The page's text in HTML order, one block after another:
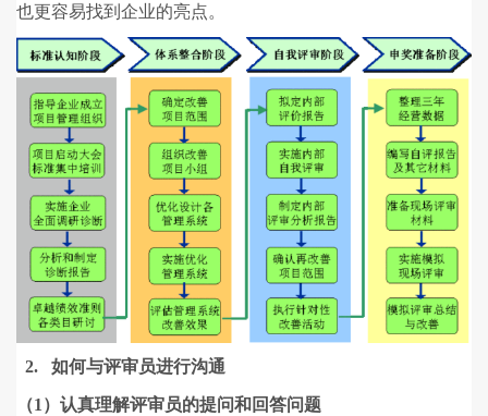
也更容易找到企业的亮点。
2. 如何与评审员进行沟通
（1）认真理解评审员的提问和回答问题